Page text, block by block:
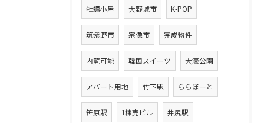
牡蠣小屋 大野城市 K-POP
筑紫野市 宗像市 完成物件
内覧可能 韓国スイーツ 大濠公園
アパート用地 竹下駅 ららぽーと
笹原駅 1棟売ビル 井尻駅